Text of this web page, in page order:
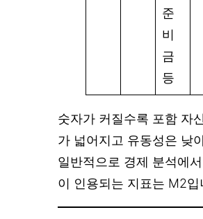
준
비
금
등
숫자가 커질수록 포함 자
가 넓어지고 유동성은 낮
일반적으로 경제 분석에
이 인용되는 지표는 M2입